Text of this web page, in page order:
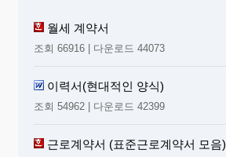
월세 계약서
조회 66916 | 다운로드 44073
이력서(현대적인 양식)
조회 54962 | 다운로드 42399
근로계약서 (표준근로계약서 모음)